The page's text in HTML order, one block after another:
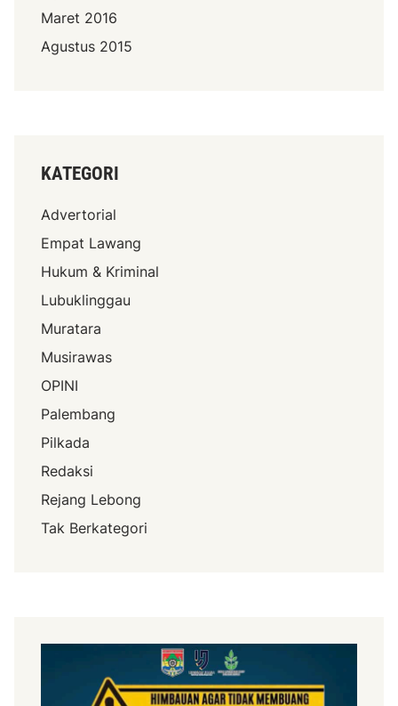
Maret 2016
Agustus 2015
KATEGORI
Advertorial
Empat Lawang
Hukum & Kriminal
Lubuklinggau
Muratara
Musirawas
OPINI
Palembang
Pilkada
Redaksi
Rejang Lebong
Tak Berkategori